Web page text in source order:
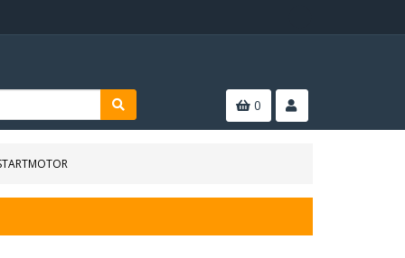
0